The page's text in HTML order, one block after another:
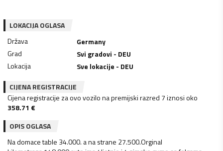
LOKACIJA OGLASA
Država
Germany
Grad
Svi gradovi - DEU
Lokacija
Sve lokacije - DEU
CIJENA REGISTRACIJE
Cijena registracije za ovo vozilo na premijski razred 7 iznosi oko
358.71 €
OPIS OGLASA
Na domace table 34.000. a na strane 27.500.Orginal